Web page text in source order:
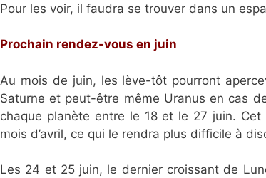
Pour les voir, il faudra se trouver dans un
Prochain rendez-vous en juin
Au mois de juin, les lève-tôt pourront
Saturne et peut-être même Uranus en cas
chaque planète entre le 18 et le 27 juin. Cet
mois d’avril, ce qui le rendra plus difficile à
Les 24 et 25 juin, le dernier croissant de